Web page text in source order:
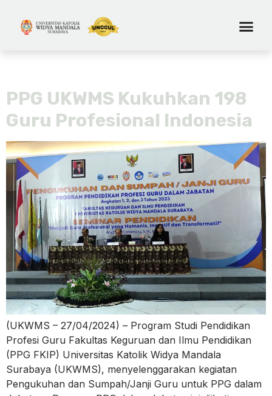
PPG UKWMS Kukuhkan 198
Guru Profesional Indonesia
(UKWMS – 27/04/2024) – Program Studi Pendidikan
Profesi Guru Fakultas Keguruan dan Ilmu Pendidikan
(PPG FKIP) Universitas Katolik Widya Mandala
Surabaya (UKWMS), menyelenggarakan kegiatan
Pengukuhan dan Sumpah/Janji Guru untuk PPG dalam